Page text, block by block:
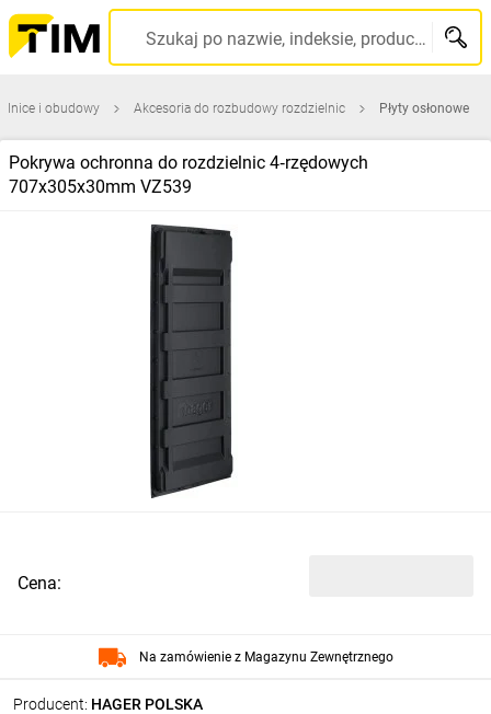
Szukaj po nazwie, indeksie, producencie, kodzie kreskowym...
i obudowy Akcesoria do rozbudowy rozdzielnic Płyty osłonowe
Pokrywa ochronna do rozdzielnic 4‑rzędowych
707x305x30mm VZ539
Producent: HAGER POLSKA
Cena:
Na zamówienie z Magazynu Zewnętrznego